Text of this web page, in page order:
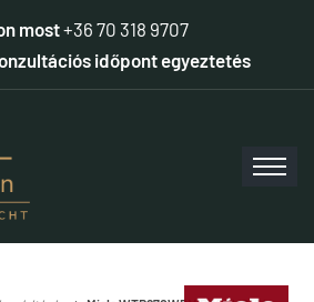
most+36 70 318 9707
időpont egyeztetés